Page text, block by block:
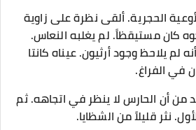
الحجرية. ألقى نظرة على زاوية
كان مستيقظاً. لم يغلبه النعاس.
لم يلاحظ وجود أرثيون. عيناه كانتا
في الفراغ.
من أن الحارس لا ينظر في اتجاهه. ثم
نثر قليلاً من الشظايا.